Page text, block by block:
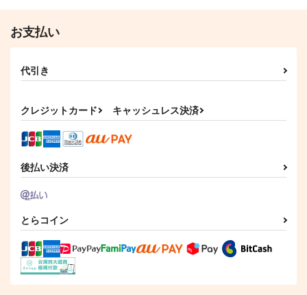
お支払い
代引き
クレジットカード キャッシュレス決済
後払い決済
とらコイン